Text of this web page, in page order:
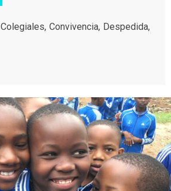
Colegiales, Convivencia, Despedida,